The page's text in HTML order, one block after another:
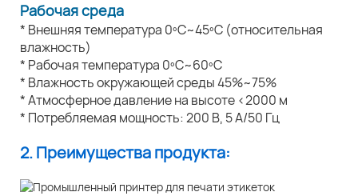
Рабочая среда
* Внешняя температура 0ºC~45ºC (относительная
влажность)
* Рабочая температура 0ºC~60ºC
* Влажность окружающей среды 45%~75%
* Атмосферное давление на высоте <2000 м
* Потребляемая мощность: 200 В, 5 А/50 Гц
2. Преимущества продукта: